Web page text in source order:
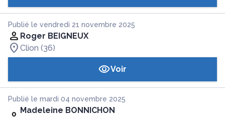
Publié le vendredi 21 novembre 2025
Roger BEIGNEUX
Clion (36)
Voir
Publié le mardi 04 novembre 2025
Madeleine BONNICHON